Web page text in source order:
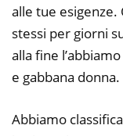
alle tue
stessi per giorni
alla fine
e gabbana donna.
Abbiamo